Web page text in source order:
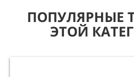
ПОПУЛЯРНЫЕ
ЭТОЙ